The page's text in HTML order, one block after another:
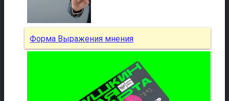
Форма Выражения мнения